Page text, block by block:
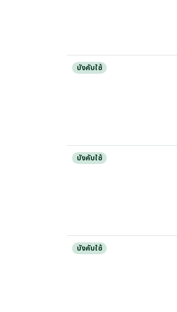
บังคับใช้
บังคับใช้
บังคับใช้